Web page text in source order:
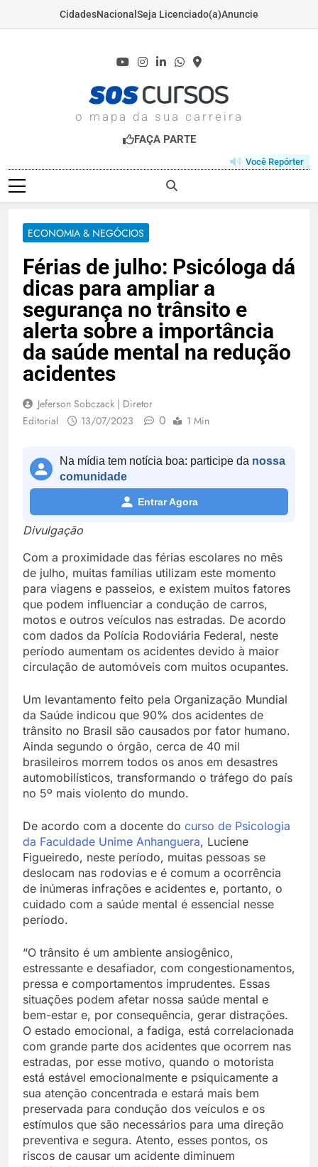
CidadesNacional Seja Licenciado(a)Anuncie
o mapa da sua carreira
FAÇA PARTE
Você Repórter
ECONOMIA & NEGÓCIOS
Férias de julho: Psicóloga dá
dicas para ampliar a
segurança no trânsito e
alerta sobre a importância
da saúde mental na redução
acidentes
Jeferson Sobczack | Diretor
Editorial
13/07/2023 0 1 Min
Na mídia tem notícia boa: participe da nossa
comunidade
Entrar Agora
Divulgação
Com a proximidade das férias escolares no mês
de julho, muitas famílias utilizam este momento
para viagens e passeios, e existem muitos fatores
que podem influenciar a condução de carros,
motos e outros veículos nas estradas. De acordo
com dados da Polícia Rodoviária Federal, neste
período aumentam os acidentes devido à maior
circulação de automóveis com muitos ocupantes.
Um levantamento feito pela Organização Mundial
da Saúde indicou que 90% dos acidentes de
trânsito no Brasil são causados por fator humano.
Ainda segundo o órgão, cerca de 40 mil
brasileiros morrem todos os anos em desastres
automobilísticos, transformando o tráfego do país
no 5º mais violento do mundo.
De acordo com a docente do curso de Psicologia
da Faculdade Unime Anhanguera, Luciene
Figueiredo, neste período, muitas pessoas se
deslocam nas rodovias e é comum a ocorrência
de inúmeras infrações e acidentes e, portanto, o
cuidado com a saúde mental é essencial nesse
período.
“O trânsito é um ambiente ansiogênico,
estressante e desafiador, com congestionamentos,
pressa e comportamentos imprudentes. Essas
situações podem afetar nossa saúde mental e
bem-estar e, por consequência, gerar distrações.
O estado emocional, a fadiga, está correlacionada
com grande parte dos acidentes que ocorrem nas
estradas, por esse motivo, quando o motorista
está estável emocionalmente e psiquicamente a
sua atenção concentrada e estará mais bem
preservada para condução dos veículos e os
estímulos que são necessários para uma direção
preventiva e segura. Atento, esses pontos, os
riscos de causar um acidente diminuem